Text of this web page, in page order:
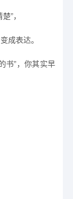
”，
成表达。
书”，你其实早